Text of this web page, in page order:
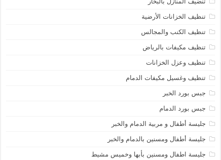
تنظيف الخزانات الأرضية
تنظيف الكنب والمجالس
تنظيف مكيفات بالرياض
تنظيف وعزل الخزانات
تنظيف وغسيل مكيفات الدمام
جبس بورد الخبر
جبس بورد الدمام
جليسة أطفال و مربية الدمام والخبر
جليسة أطفال ومسنين بالدمام والخبر
جليسة اطفال ومسنين بأبها وخميس مشيط